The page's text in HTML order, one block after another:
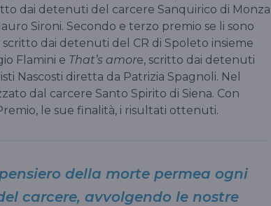
dai detenuti del carcere Sanquirico di Monza
Sironi. Secondo e terzo premio se li sono
scritto dai detenuti del CR di Spoleto insieme
Flamini e That’s amore, scritto dai detenuti
Nascosti diretta da Patrizia Spagnoli. Nel
dal carcere Santo Spirito di Siena. Con
le sue finalità, i risultati ottenuti.
della morte permea ogni
carcere, avvolgendo le nostre